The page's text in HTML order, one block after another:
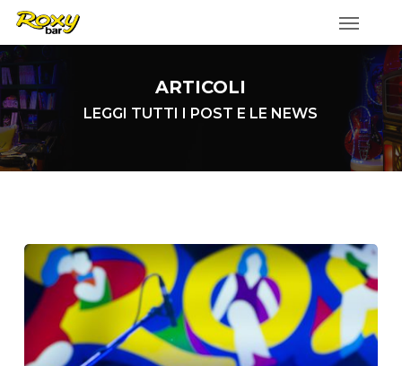
Skip
main
content
ARTICOLI
LEGGI TUTTI I POST E LE NEWS